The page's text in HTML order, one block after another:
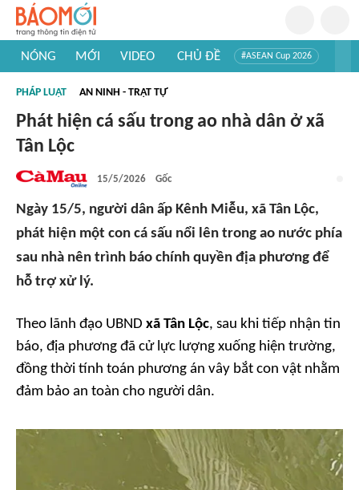
NÓNG MỚI VIDEO CHỦ ĐỀ #ASEAN Cup 2026
#Khám phá thế giới
PHÁP LUẬT AN NINH - TRẬT TỰ
Phát hiện cá sấu trong ao nhà dân ở xã
Tân Lộc
15/5/2026 Gốc
Ngày 15/5, người dân ấp Kênh Miễu, xã Tân Lộc,
phát hiện một con cá sấu nổi lên trong ao nước phía
sau nhà nên trình báo chính quyền địa phương để
hỗ trợ xử lý.
Theo lãnh đạo UBND xã Tân Lộc, sau khi tiếp nhận tin
báo, địa phương đã cử lực lượng xuống hiện trường,
đồng thời tính toán phương án vây bắt con vật nhằm
đảm bảo an toàn cho người dân.